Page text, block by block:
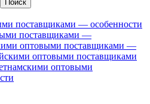
поставщиками — особенности
поставщиками —
оптовыми поставщиками —
оптовыми поставщиками
оптовыми